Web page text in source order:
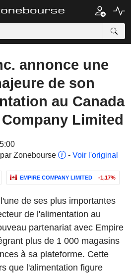
annonce une
de son
au Canada
Limited
Zonebourse
- Voir l'original
EMPIRE COMPANY LIMITED -1,17%
de ses plus importantes
de l'alimentation au
partenariat avec Empire
plus de 1 000 magasins
à sa plateforme. Cette
que l'alimentation figure